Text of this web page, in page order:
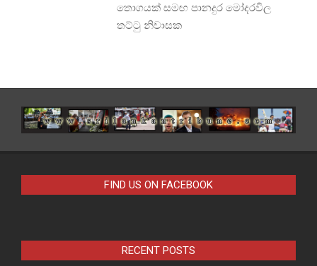
තොගයක් සමඟ පානදුර මෝදරවිල
තට්ටු නිවාසක
FIND US ON FACEBOOK
RECENT POSTS